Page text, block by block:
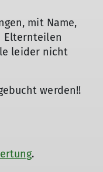
mit Name,
Elternteilen
leider nicht
werden!!
.